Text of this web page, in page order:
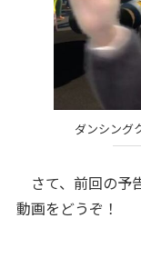
ダンシング
さて、前回の予
動画をどうぞ！